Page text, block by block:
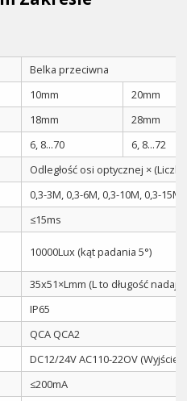
Belka przeciwna
10mm
20mm
18mm
28mm
6, 8...70
6, 8...72
Odległość osi optycznej ×
0,3-3M, 0,3-6M, 0,3-10M, 0,3-
≤15ms
10000Lux (kąt padania 5°)
35x51×Lmm (L to długość
IP65
QCA QCA2
DC12/24V AC110-22OV
≤200mA